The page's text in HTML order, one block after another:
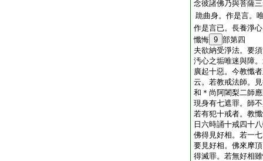
念彼諸佛乃與菩薩
跪曲身。作是言。
作是言已。長養淨
懺悔 9 部第四
夫欲納受淨法。要
汚心之垢唯迷與障
廣起十惡。今教懺
云。若教戒法師。
和＊尚阿闍梨二師
現身有七遮罪。師
若有犯十戒者。教
日六時誦十戒四十
佛得見好相。若一
要見好相。佛來摩
得滅罪。若無好相